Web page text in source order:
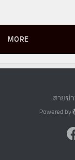
MORE
สายข่า
Powered by